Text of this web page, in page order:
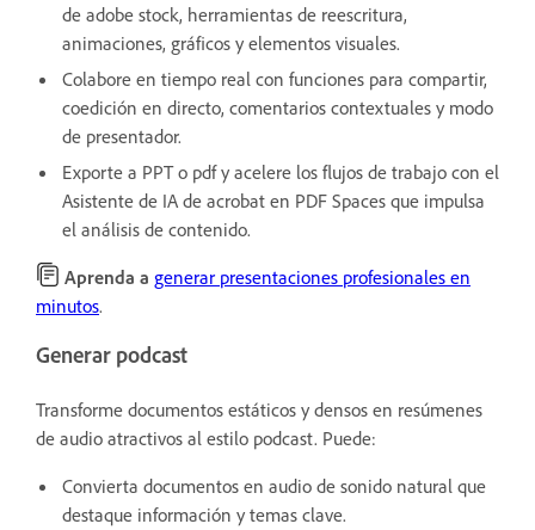
de adobe stock, herramientas de reescritura,
animaciones, gráficos y elementos visuales.
Colabore en tiempo real con funciones para compartir,
coedición en directo, comentarios contextuales y modo
de presentador.
Exporte a PPT o pdf y acelere los flujos de trabajo con el
Asistente de IA de acrobat en PDF Spaces que impulsa
el análisis de contenido.
Aprenda a generar presentaciones profesionales en
minutos.
Generar podcast
Transforme documentos estáticos y densos en resúmenes
de audio atractivos al estilo podcast. Puede:
Convierta documentos en audio de sonido natural que
destaque información y temas clave.